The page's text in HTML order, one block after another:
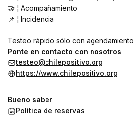
🤝 ¦ Acompañamiento
📌 ¦ Incidencia
Testeo rápido sólo con agendamiento
Ponte en contacto con nosotros
testeo@chilepositivo.org
https://www.chilepositivo.org
Bueno saber
Política de reservas